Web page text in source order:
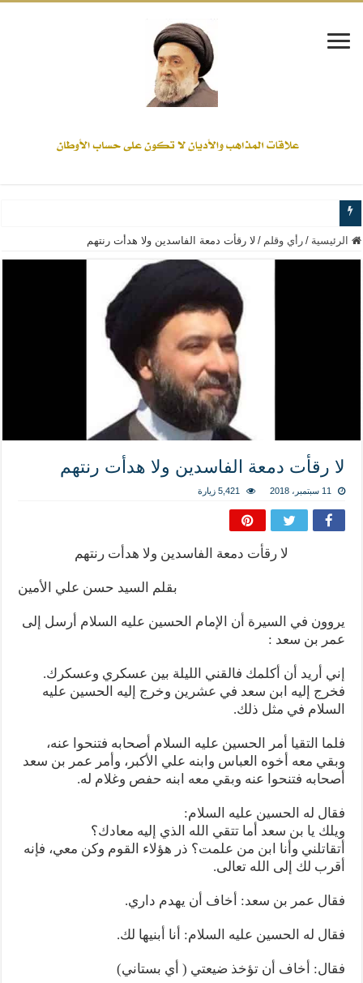
www.alamine.net
مواقف وآراء العلاّمة السيد علي الأمين من الأحداث والقضايا - اضغط للاطلاع
إذا كان التسنن هو الإيمان بسنة رسول الله ( صلى الله عليه وآله) فكلّ
علاقات المذاهب والأديان لا يجوز أن تكون على حساب الأوطان
لن تحمينا مذاهبنا ولا طوائفنا ولا أحزابنا ولا جماعاتنا، بل الإنصهار الوطني والدولة
المذاهب ليست قدرًا لا يمكن تجاوزه
ليست المنفعة تأتي من إسلامية النّظام كما لا تأتي المضرة من مسيحية النظام
المتهاون بوطنه متهاون بدينه حتماً
الرئيسية / رأي وقلم / لا رقأت دمعة الفاسدين ولا هدأت رنتهم
لا رقأت دمعة الفاسدين ولا هدأت رنتهم
11 سبتمبر، 2018 5,421 زيارة
لا رقأت دمعة الفاسدين ولا هدأت رنتهم
بقلم السيد حسن علي الأمين
يروون في السيرة أن الإمام الحسين عليه السلام أرسل إلى
عمر بن سعد :
إني أريد أن أكلمك فالقني الليلة بين عسكري وعسكرك.
فخرج إليه ابن سعد في عشرين وخرج إليه الحسين عليه
السلام في مثل ذلك.
فلما التقيا أمر الحسين عليه السلام أصحابه فتنحوا عنه،
وبقي معه أخوه العباس وابنه علي الأكبر، وأمر عمر بن سعد
أصحابه فتنحوا عنه وبقي معه ابنه حفص وغلام له.
فقال له الحسين عليه السلام:
ويلك يا بن سعد أما تتقي الله الذي إليه معادك؟
أتقاتلني وأنا ابن من علمت؟ ذر هؤلاء القوم وكن معي، فإنه
أقرب لك إلى الله تعالى.
فقال عمر بن سعد: أخاف أن يهدم داري.
فقال له الحسين عليه السلام: أنا أبنيها لك.
فقال: أخاف أن تؤخذ ضيعتي ( أي بستاني)